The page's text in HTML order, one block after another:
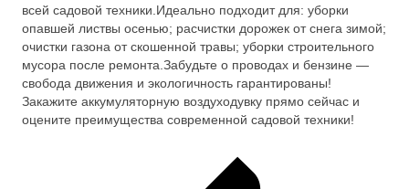
всей садовой техники.Идеально подходит для: уборки
опавшей листвы осенью; расчистки дорожек от снега зимой;
очистки газона от скошенной травы; уборки строительного
мусора после ремонта.Забудьте о проводах и бензине —
свобода движения и экологичность гарантированы!
Закажите аккумуляторную воздуходувку прямо сейчас и
оцените преимущества современной садовой техники!